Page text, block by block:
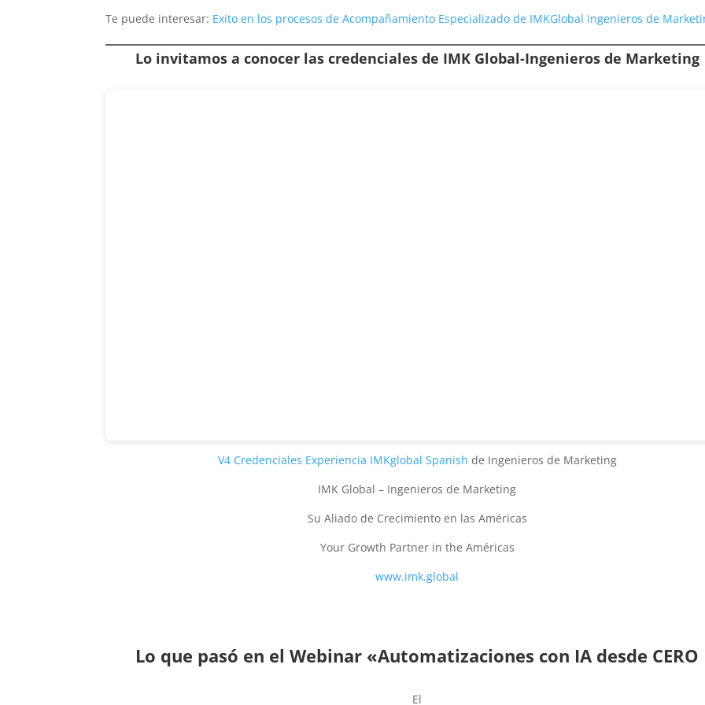
Te puede interesar: Exito en los procesos de Acompañamiento Especializado de IMKGlobal Ingenieros de
Lo invitamos a conocer las credenciales de IMK Global-Ingenieros de Marketing
V4 Credenciales Experiencia IMKglobal Spanish de Ingenieros de Marketing
IMK Global – Ingenieros de Marketing
Su Aliado de Crecimiento en las Américas
Your Growth Partner in the Américas
www.imk.global
Lo que pasó en el Webinar «Automatizaciones con IA desde CERO
El